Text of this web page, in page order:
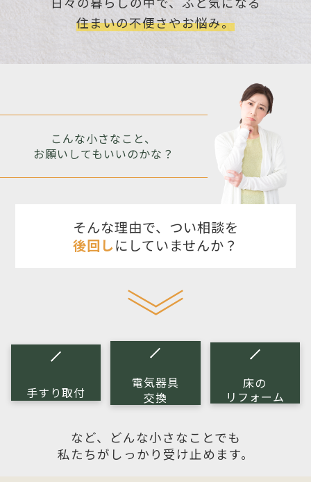
住まいの不便さやお悩み。
こんな小さなこと、
お願いしてもいいのかな？
そんな理由で、つい相談を
後回しにしていませんか？
手すり取付
電気器具
交換
床の
リフォーム
など、どんな小さなことでも
私たちがしっかり受け止めます。